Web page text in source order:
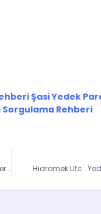
Şasi Yedek
Sorgulama Rehberi
Tramer Kaydı Nedir? Sorgulama Yöntemleri ve Bilmeniz Gerekenler
Hidromek Ufc :